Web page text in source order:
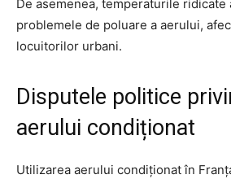
De asemenea, temperaturile ridicate
problemele de poluare a aerului,
locuitorilor urbani.
Disputele politice
aerului condiționat
Utilizarea aerului condiționat în